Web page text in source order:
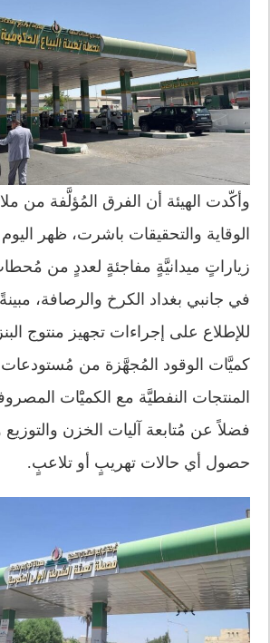
وأكّدت الهيئة أن الفرق المُؤلَّفة من
الوقاية والتحقيقات باشرت، ظهر اليوم
زياراتٍ ميدانيَّةٍ مفاجئةٍ لعددٍ من
في جانبي بغداد الكرخ والرصافة،
للإطلاع على إجراءات تجهيز منتوج
كميَّات الوقود المُجهَّزة من
المنتجات النفطيَّة مع الكميَْات
فضلاً عن مُتابعة آليات الخزن
حصول أي حالات تهريبٍ أو تلاعبٍ.